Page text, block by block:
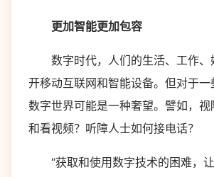
更加智能更加包容
数字时代，人们的生活、工作、
开移动互联网和智能设备。但对于一
数字世界可能是一种奢望。譬如，视
和看视频？听障人士如何接电话？
“获取和使用数字技术的困难，